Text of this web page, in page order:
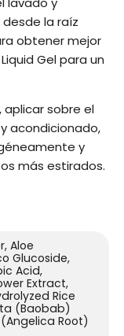
la raíz
obtener mejor
Gel para un
, aplicar sobre el
acondicionado,
y
más estirados.
Aloe
Glucoside,
Acid,
Extract,
Rice
(Baobab)
Root)